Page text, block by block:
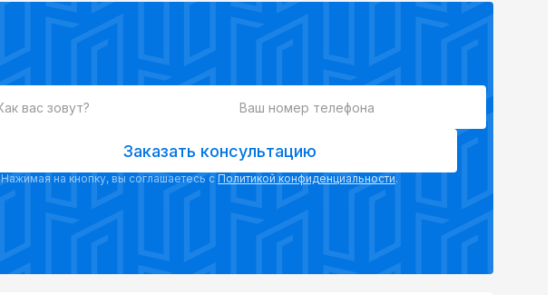
Заказать консультацию
Нажимая на кнопку, вы соглашаетесь с Политикой конфиденциальности.